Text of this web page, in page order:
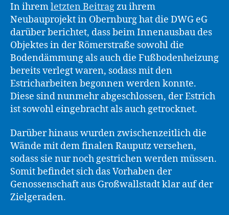
In ihremletzten Beitragzu ihrem
Neubauprojekt in Obernburg hat die DWG eG
darüber berichtet, dass beim Innenausbau des
Objektes in der Römerstraße sowohl die
Bodendämmung als auch die Fußbodenheizung
bereits verlegt waren, sodass mit den
Estricharbeiten begonnen werden konnte.
Diese sind nunmehr abgeschlossen, der Estrich
ist sowohl eingebracht als auch getrocknet.
Darüber hinaus wurden zwischenzeitlich die
Wände mit dem finalen Rauputz versehen,
sodass sie nur noch gestrichen werden müssen.
Somit befindet sich das Vorhaben der
Genossenschaft aus Großwallstadt klar auf der
Zielgeraden.